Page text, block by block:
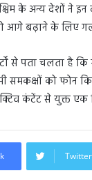
के अन्य देशों ने
आगे बढ़ाने के लिए
से पता चलता है
समकक्षों को फोन
कंटेंट से युक्त
Twitter